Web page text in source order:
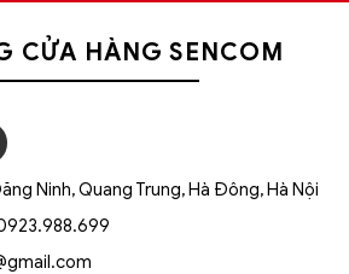
CỬA HÀNG SENCOM
Ninh, Quang Trung, Hà Đông, Hà Nội